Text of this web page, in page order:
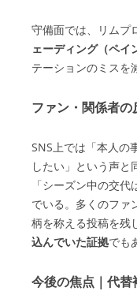
守備面では、リムプ
ェーディング（ペイ
テーションのミスを
ファン・関係者の
SNS上では「本人の
したい」という声と
「シーズン中の交
でいる。多くのファ
柄を称える投稿を残
込んでいた証拠でも
今後の焦点｜代